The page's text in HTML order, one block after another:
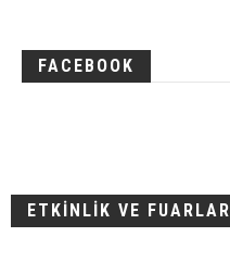
FACEBOOK
ETKİNLİK VE FUARLAR